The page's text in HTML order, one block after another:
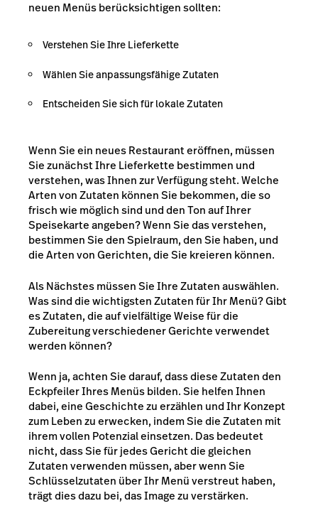
neuen Menüs berücksichtigen sollten:
Verstehen Sie Ihre Lieferkette
Wählen Sie anpassungsfähige Zutaten
Entscheiden Sie sich für lokale Zutaten
Wenn Sie ein neues Restaurant eröffnen, müssen
Sie zunächst Ihre Lieferkette bestimmen und
verstehen, was Ihnen zur Verfügung steht. Welche
Arten von Zutaten können Sie bekommen, die so
frisch wie möglich sind und den Ton auf Ihrer
Speisekarte angeben? Wenn Sie das verstehen,
bestimmen Sie den Spielraum, den Sie haben, und
die Arten von Gerichten, die Sie kreieren können.
Als Nächstes müssen Sie Ihre Zutaten auswählen.
Was sind die wichtigsten Zutaten für Ihr Menü? Gibt
es Zutaten, die auf vielfältige Weise für die
Zubereitung verschiedener Gerichte verwendet
werden können?
Wenn ja, achten Sie darauf, dass diese Zutaten den
Eckpfeiler Ihres Menüs bilden. Sie helfen Ihnen
dabei, eine Geschichte zu erzählen und Ihr Konzept
zum Leben zu erwecken, indem Sie die Zutaten mit
ihrem vollen Potenzial einsetzen. Das bedeutet
nicht, dass Sie für jedes Gericht die gleichen
Zutaten verwenden müssen, aber wenn Sie
Schlüsselzutaten über Ihr Menü verstreut haben,
trägt dies dazu bei, das Image zu verstärken.